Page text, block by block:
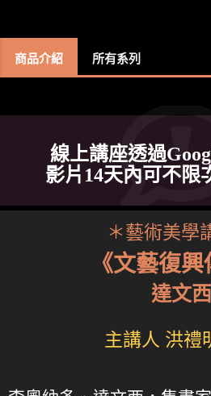
商品介紹 所有系列
線上講座透過
影片14天內可不限
＊藝術美學
《文藝復興
達文西
主講人 洪禮